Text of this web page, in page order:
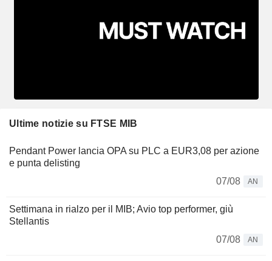
Ultime notizie su FTSE MIB
Pendant Power lancia OPA su PLC a EUR3,08 per azione
e punta delisting
07/08
AN
Settimana in rialzo per il MIB; Avio top performer, giù
Stellantis
07/08
AN